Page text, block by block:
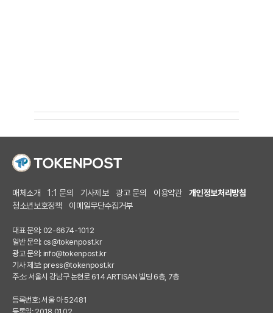
매체소개 1:1 문의 기사제보 광고 문의 이용약관
개인정보처리방침
청소년보호정책
이메일무단수집거부
대표 문의: 02-6674-1012
일반 문의: cs@tokenpost.kr
광고 문의: info@tokenpost.kr
기사 제보: press@tokenpost.kr
주소: 서울시 강남구 논현로 614 ARTISAN 빌딩 6층, 7층
등록번호: 서울 아 52481